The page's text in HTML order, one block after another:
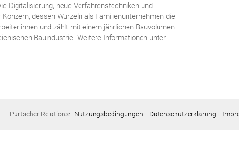
Digitalisierung, neue Verfahrenstechniken und
dessen Wurzeln als Familienunternehmen die
und zählt mit einem jährlichen Bauvolumen
Bauindustrie. Weitere Informationen unter
Purtscher Relations: Nutzungsbedingungen Datenschutzerklärung